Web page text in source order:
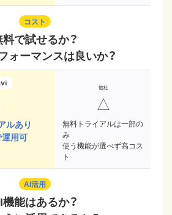
コスト
で試せるか？
ォーマンスは良いか？
ルあり
用可
△
無料トライアルは一部の
み
使う機能が選べず高コス
ト
AI活用
能はあるか？